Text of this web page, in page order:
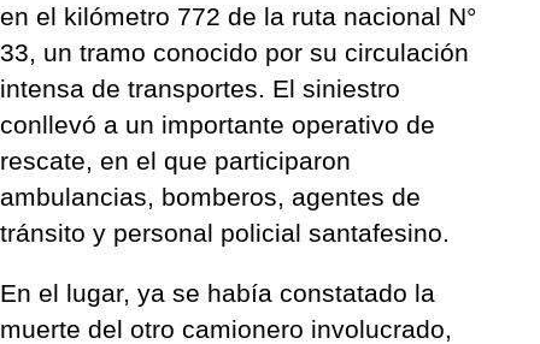
en el kilómetro 772 de la ruta nacional N°
33, un tramo conocido por su circulación
intensa de transportes. El siniestro
conllevó a un importante operativo de
rescate, en el que participaron
ambulancias, bomberos, agentes de
tránsito y personal policial santafesino.
En el lugar, ya se había constatado la
muerte del otro camionero involucrado,